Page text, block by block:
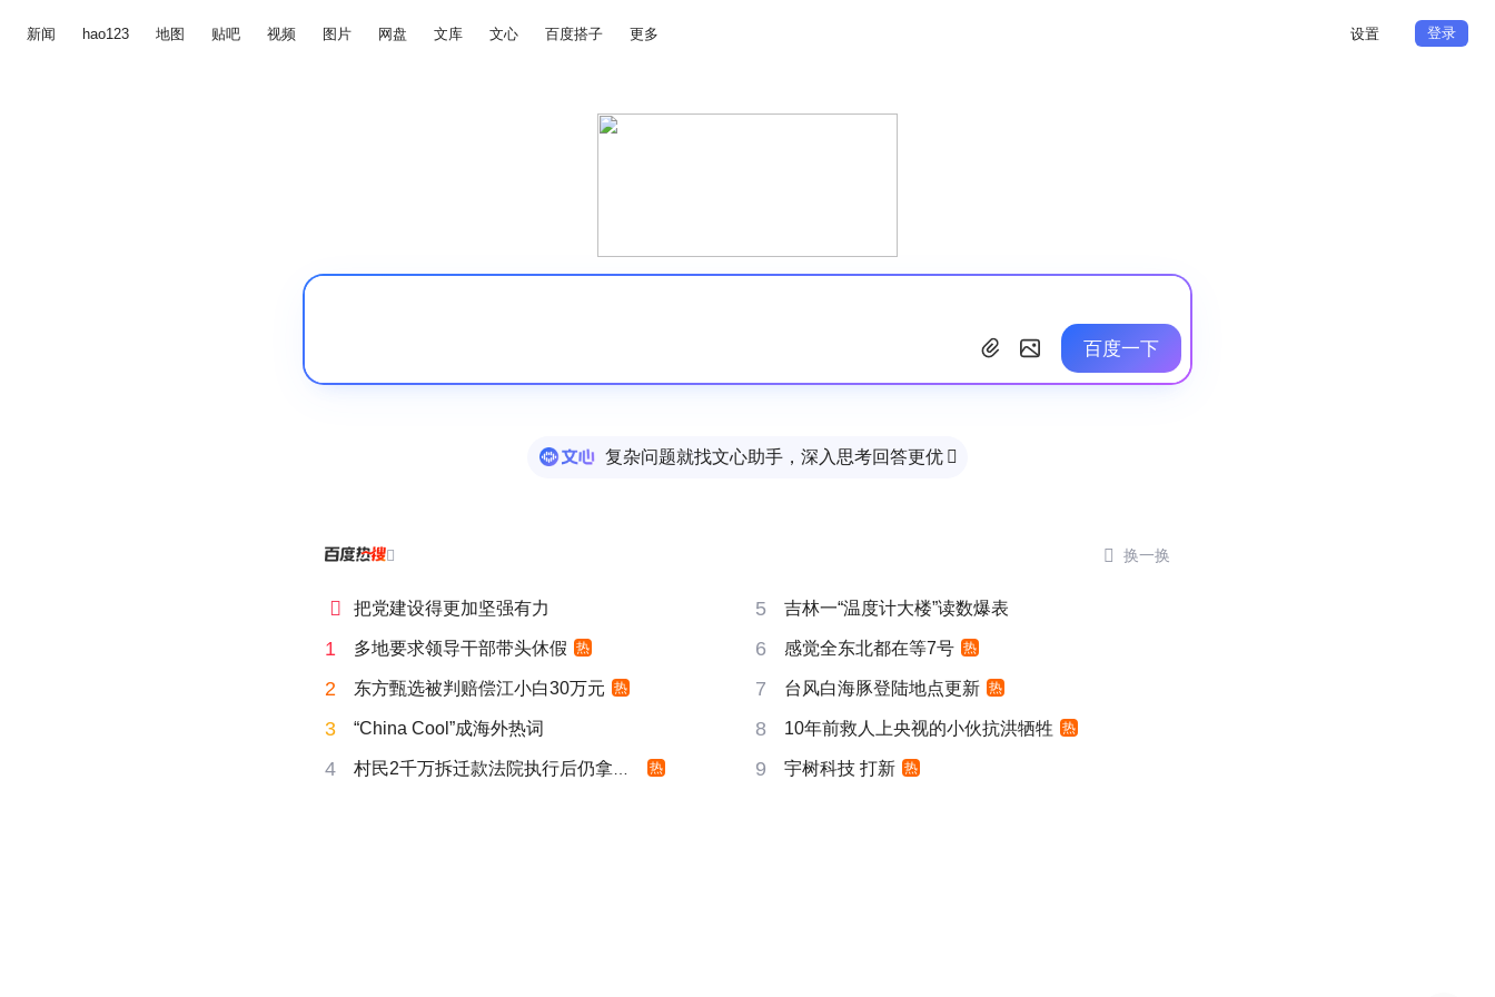
新闻 hao123 地图 贴吧 视频 图片 网盘 文库 文心 百度搭子 更多 设置 登录
百度一下
复杂问题就找文心助手，深入思考回答更优 
  换一换
 把党建设得更加坚强有力 5 吉林一“温度计大楼”读数爆表
1 多地要求领导干部带头休假 热 6 感觉全东北都在等7号 热
2 东方甄选被判赔偿江小白30万元 热 7 台风白海豚登陆地点更新 热
3 “China Cool”成海外热词 8 10年前救人上央视的小伙抗洪牺牲 热
4 村民2千万拆迁款法院执行后仍拿不到 热 9 宇树科技 打新 热